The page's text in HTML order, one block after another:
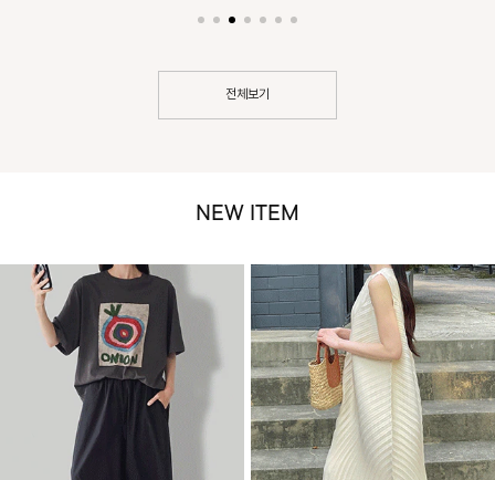
전체보기
NEW ITEM